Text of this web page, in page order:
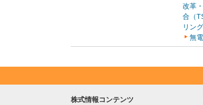
改革
合（
リン
無
株式情報コンテンツ